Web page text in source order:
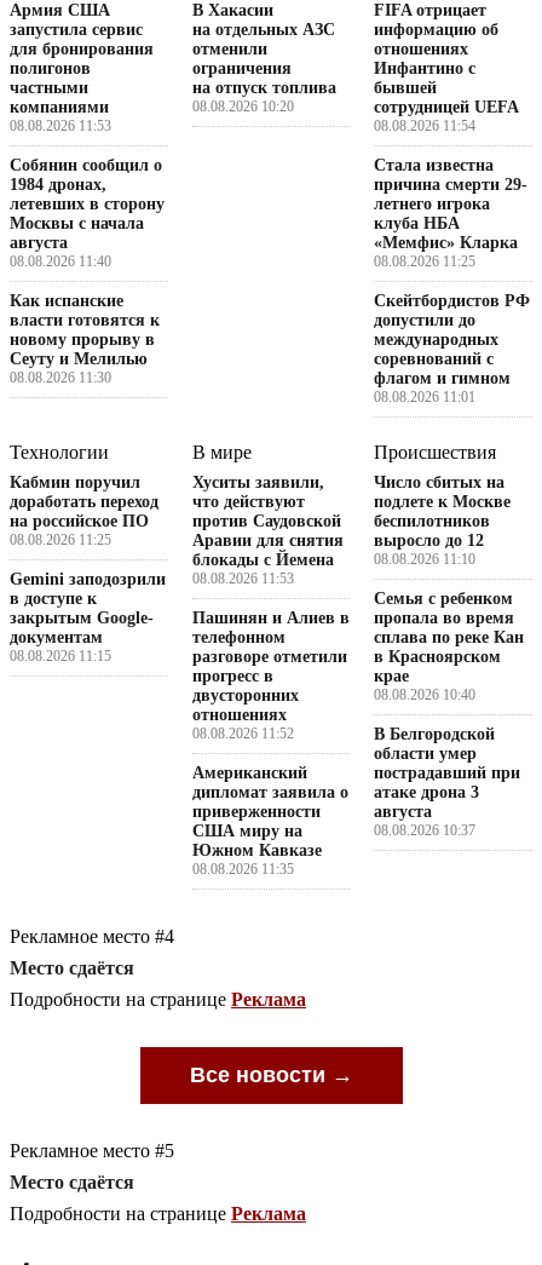
Армия США
запустила сервис
для бронирования
полигонов
частными
компаниями
08.08.2026 11:53
Собянин сообщил о
1984 дронах,
летевших в сторону
Москвы с начала
августа
08.08.2026 11:40
Как испанские
власти готовятся к
новому прорыву в
Сеуту и Мелилью
08.08.2026 11:30
В Хакасии
на отдельных АЗС
отменили
ограничения
на отпуск топлива
08.08.2026 10:20
FIFA отрицает
информацию об
отношениях
Инфантино с
бывшей
сотрудницей UEFA
08.08.2026 11:54
Стала известна
причина смерти 29-
летнего игрока
клуба НБА
«Мемфис» Кларка
08.08.2026 11:25
Скейтбордистов РФ
допустили до
международных
соревнований с
флагом и гимном
08.08.2026 11:01
Технологии
Кабмин поручил
доработать переход
на российское ПО
08.08.2026 11:25
Gemini заподозрили
в доступе к
закрытым Google-
документам
08.08.2026 11:15
В мире
Хуситы заявили,
что действуют
против Саудовской
Аравии для снятия
блокады с Йемена
08.08.2026 11:53
Пашинян и Алиев в
телефонном
разговоре отметили
прогресс в
двусторонних
отношениях
08.08.2026 11:52
Американский
дипломат заявила о
приверженности
США миру на
Южном Кавказе
08.08.2026 11:35
Происшествия
Число сбитых на
подлете к Москве
беспилотников
выросло до 12
08.08.2026 11:10
Семья с ребенком
пропала во время
сплава по реке Кан
в Красноярском
крае
08.08.2026 10:40
В Белгородской
области умер
пострадавший при
атаке дрона 3
августа
08.08.2026 10:37
Рекламное место #4
Место сдаётся
Подробности на странице Реклама
Все новости →
Рекламное место #5
Место сдаётся
Подробности на странице Реклама